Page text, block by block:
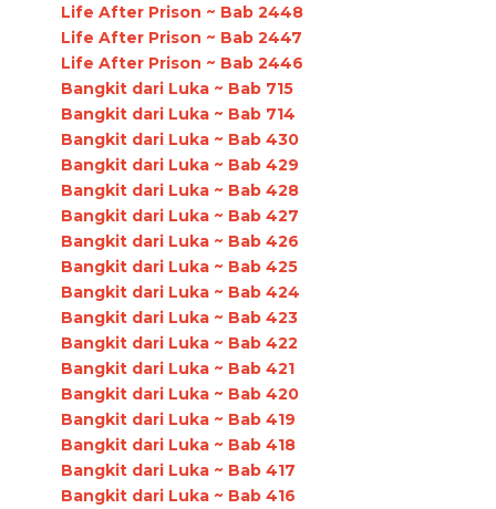
Life After Prison ~ Bab 2448
Life After Prison ~ Bab 2447
Life After Prison ~ Bab 2446
Bangkit dari Luka ~ Bab 715
Bangkit dari Luka ~ Bab 714
Bangkit dari Luka ~ Bab 430
Bangkit dari Luka ~ Bab 429
Bangkit dari Luka ~ Bab 428
Bangkit dari Luka ~ Bab 427
Bangkit dari Luka ~ Bab 426
Bangkit dari Luka ~ Bab 425
Bangkit dari Luka ~ Bab 424
Bangkit dari Luka ~ Bab 423
Bangkit dari Luka ~ Bab 422
Bangkit dari Luka ~ Bab 421
Bangkit dari Luka ~ Bab 420
Bangkit dari Luka ~ Bab 419
Bangkit dari Luka ~ Bab 418
Bangkit dari Luka ~ Bab 417
Bangkit dari Luka ~ Bab 416